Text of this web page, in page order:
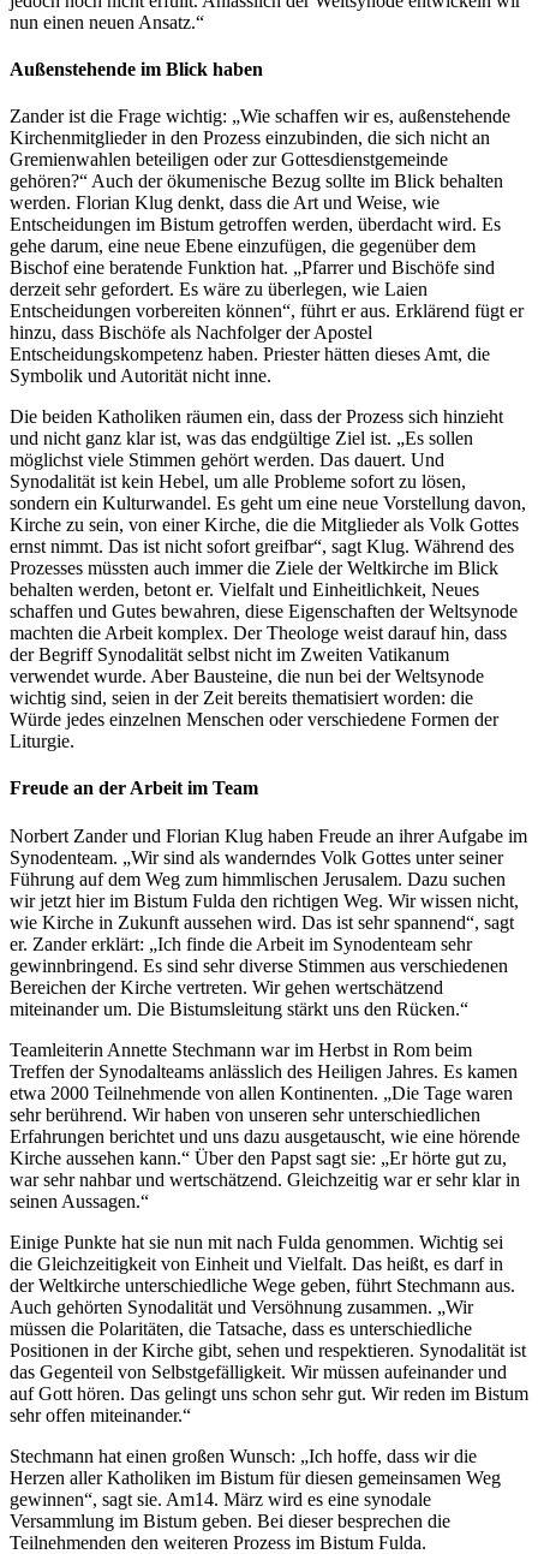
nun einen neuen Ansatz.“
Außenstehende im Blick haben
Zander ist die Frage wichtig: „Wie schaffen wir es, außenstehende
Kirchenmitglieder in den Prozess einzubinden, die sich nicht an
Gremienwahlen beteiligen oder zur Gottesdienstgemeinde
gehören?“ Auch der ökumenische Bezug sollte im Blick behalten
werden. Florian Klug denkt, dass die Art und Weise, wie
Entscheidungen im Bistum getroffen werden, überdacht wird. Es
gehe darum, eine neue Ebene einzufügen, die gegenüber dem
Bischof eine beratende Funktion hat. „Pfarrer und Bischöfe sind
derzeit sehr gefordert. Es wäre zu überlegen, wie Laien
Entscheidungen vorbereiten können“, führt er aus. Erklärend fügt er
hinzu, dass Bischöfe als Nachfolger der Apostel
Entscheidungskompetenz haben. Priester hätten dieses Amt, die
Symbolik und Autorität nicht inne.
Die beiden Katholiken räumen ein, dass der Prozess sich hinzieht
und nicht ganz klar ist, was das endgültige Ziel ist. „Es sollen
möglichst viele Stimmen gehört werden. Das dauert. Und
Synodalität ist kein Hebel, um alle Probleme sofort zu lösen,
sondern ein Kulturwandel. Es geht um eine neue Vorstellung davon,
Kirche zu sein, von einer Kirche, die die Mitglieder als Volk Gottes
ernst nimmt. Das ist nicht sofort greifbar“, sagt Klug. Während des
Prozesses müssten auch immer die Ziele der Weltkirche im Blick
behalten werden, betont er. Vielfalt und Einheitlichkeit, Neues
schaffen und Gutes bewahren, diese Eigenschaften der Weltsynode
machten die Arbeit komplex. Der Theologe weist darauf hin, dass
der Begriff Synodalität selbst nicht im Zweiten Vatikanum
verwendet wurde. Aber Bausteine, die nun bei der Weltsynode
wichtig sind, seien in der Zeit bereits thematisiert worden: die
Würde jedes einzelnen Menschen oder verschiedene Formen der
Liturgie.
Freude an der Arbeit im Team
Norbert Zander und Florian Klug haben Freude an ihrer Aufgabe im
Synodenteam. „Wir sind als wanderndes Volk Gottes unter seiner
Führung auf dem Weg zum himmlischen Jerusalem. Dazu suchen
wir jetzt hier im Bistum Fulda den richtigen Weg. Wir wissen nicht,
wie Kirche in Zukunft aussehen wird. Das ist sehr spannend“, sagt
er. Zander erklärt: „Ich finde die Arbeit im Synodenteam sehr
gewinnbringend. Es sind sehr diverse Stimmen aus verschiedenen
Bereichen der Kirche vertreten. Wir gehen wertschätzend
miteinander um. Die Bistumsleitung stärkt uns den Rücken.“
Teamleiterin Annette Stechmann war im Herbst in Rom beim
Treffen der Synodalteams anlässlich des Heiligen Jahres. Es kamen
etwa 2000 Teilnehmende von allen Kontinenten. „Die Tage waren
sehr berührend. Wir haben von unseren sehr unterschiedlichen
Erfahrungen berichtet und uns dazu ausgetauscht, wie eine hörende
Kirche aussehen kann.“ Über den Papst sagt sie: „Er hörte gut zu,
war sehr nahbar und wertschätzend. Gleichzeitig war er sehr klar in
seinen Aussagen.“
Einige Punkte hat sie nun mit nach Fulda genommen. Wichtig sei
die Gleichzeitigkeit von Einheit und Vielfalt. Das heißt, es darf in
der Weltkirche unterschiedliche Wege geben, führt Stechmann aus.
Auch gehörten Synodalität und Versöhnung zusammen. „Wir
müssen die Polaritäten, die Tatsache, dass es unterschiedliche
Positionen in der Kirche gibt, sehen und respektieren. Synodalität ist
das Gegenteil von Selbstgefälligkeit. Wir müssen aufeinander und
auf Gott hören. Das gelingt uns schon sehr gut. Wir reden im Bistum
sehr offen miteinander.“
Stechmann hat einen großen Wunsch: „Ich hoffe, dass wir die
Herzen aller Katholiken im Bistum für diesen gemeinsamen Weg
gewinnen“, sagt sie. Am14. März wird es eine synodale
Versammlung im Bistum geben. Bei dieser besprechen die
Teilnehmenden den weiteren Prozess im Bistum Fulda.